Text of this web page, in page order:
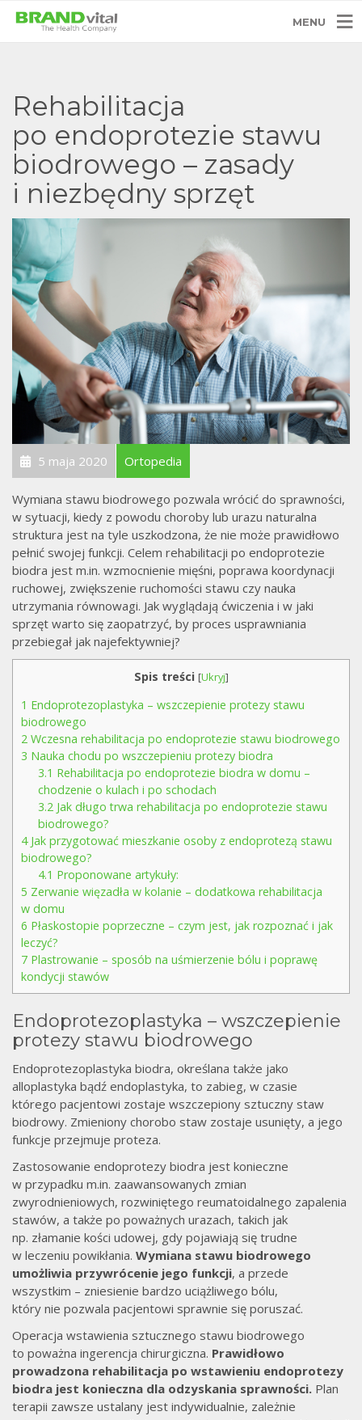
MENU
Rehabilitacja
po endoprotezie stawu
biodrowego – zasady
i niezbędny sprzęt
5 maja 2020 Ortopedia
Wymiana stawu biodrowego pozwala wrócić do sprawności,
w sytuacji, kiedy z powodu choroby lub urazu naturalna
struktura jest na tyle uszkodzona, że nie może prawidłowo
pełnić swojej funkcji. Celem rehabilitacji po endoprotezie
biodra jest m.in. wzmocnienie mięśni, poprawa koordynacji
ruchowej, zwiększenie ruchomości stawu czy nauka
utrzymania równowagi. Jak wyglądają ćwiczenia i w jaki
sprzęt warto się zaopatrzyć, by proces usprawniania
przebiegał jak najefektywniej?
Spis treści [Ukryj]
1 Endoprotezoplastyka – wszczepienie protezy stawu
biodrowego
2 Wczesna rehabilitacja po endoprotezie stawu biodrowego
3 Nauka chodu po wszczepieniu protezy biodra
3.1 Rehabilitacja po endoprotezie biodra w domu –
chodzenie o kulach i po schodach
3.2 Jak długo trwa rehabilitacja po endoprotezie stawu
biodrowego?
4Jak przygotować mieszkanie osoby z endoprotezą stawu
biodrowego?
4.1 Proponowane artykuły:
5 Zerwanie więzadła w kolanie – dodatkowa rehabilitacja
w domu
6 Płaskostopie poprzeczne – czym jest, jak rozpoznać i jak
leczyć?
7 Plastrowanie – sposób na uśmierzenie bólu i poprawę
kondycji stawów
Endoprotezoplastyka – wszczepienie
protezy stawu biodrowego
Endoprotezoplastyka biodra, określana także jako
alloplastyka bądź endoplastyka, to zabieg, w czasie
którego pacjentowi zostaje wszczepiony sztuczny staw
biodrowy. Zmieniony chorobo staw zostaje usunięty, a jego
funkcje przejmuje proteza.
Zastosowanie endoprotezy biodra jest konieczne
w przypadku m.in. zaawansowanych zmian
zwyrodnieniowych, rozwiniętego reumatoidalnego zapalenia
stawów, a także po poważnych urazach, takich jak
np. złamanie kości udowej, gdy pojawiają się trudne
w leczeniu powikłania. Wymiana stawu biodrowego
umożliwia przywrócenie jego funkcji, a przede
wszystkim – zniesienie bardzo uciążliwego bólu,
który nie pozwala pacjentowi sprawnie się poruszać.
Operacja wstawienia sztucznego stawu biodrowego
to poważna ingerencja chirurgiczna. Prawidłowo
prowadzona rehabilitacja po wstawieniu endoprotezy
biodra jest konieczna dla odzyskania sprawności. Plan
terapii zawsze ustalany jest indywidualnie, zależnie